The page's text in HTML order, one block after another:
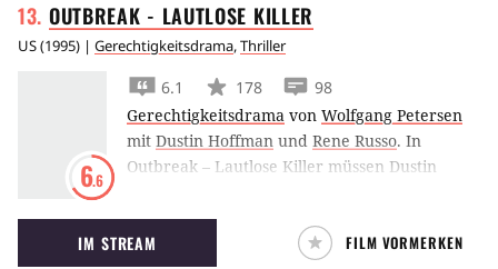
OUTBREAK - LAUTLOSE KILLER
US(1995) | Gerechtigkeitsdrama,Thriller
6.6
6.1 178
98
Gerechtigkeitsdrama von Wolfgang Petersen
mit Dustin Hoffman und Rene Russo. In
Outbreak – Lautlose Killer müssen Dustin
Virus die Menschheit infiziert.
IM STREAM FILM VORMERKEN